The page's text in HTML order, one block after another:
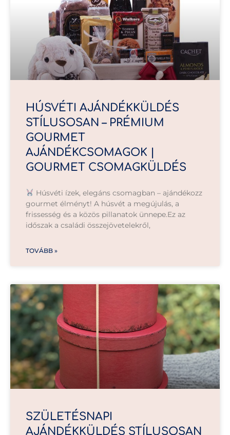
HÚSVÉTI AJÁNDÉKKÜLDÉS
STÍLUSOSAN – PRÉMIUM
GOURMET
AJÁNDÉKCSOMAGOK |
GOURMET CSOMAGKÜLDÉS
Húsvéti ízek, elegáns csomagban – ajándékozz
gourmet élményt! A húsvét a megújulás, a
frissesség és a közös pillanatok ünnepe.Ez az
időszak a családi összejövetelekről,
TOVÁBB »
SZÜLETÉSNAPI
AJÁNDÉKKÜLDÉS STÍLUSOSAN